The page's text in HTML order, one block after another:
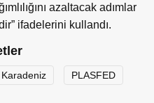
azaltacak adımlar
ifadelerini kullandı.
PLASFED